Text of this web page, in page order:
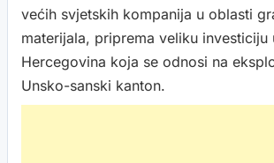
većih svjetskih kompanija u oblasti
materijala, priprema veliku investiciju
Hercegovina koja se odnosi na
Unsko-sanski kanton.